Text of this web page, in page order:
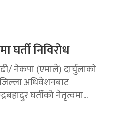
घर्ती निविरोध
नेकपा (एमाले) दार्चुलाको
अधिवेशनबाट
घर्तीको नेतृत्वमा...